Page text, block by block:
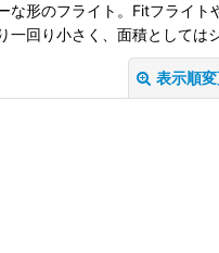
な形のフライト。Fitフライト
一回り小さく、面積としては
表示順